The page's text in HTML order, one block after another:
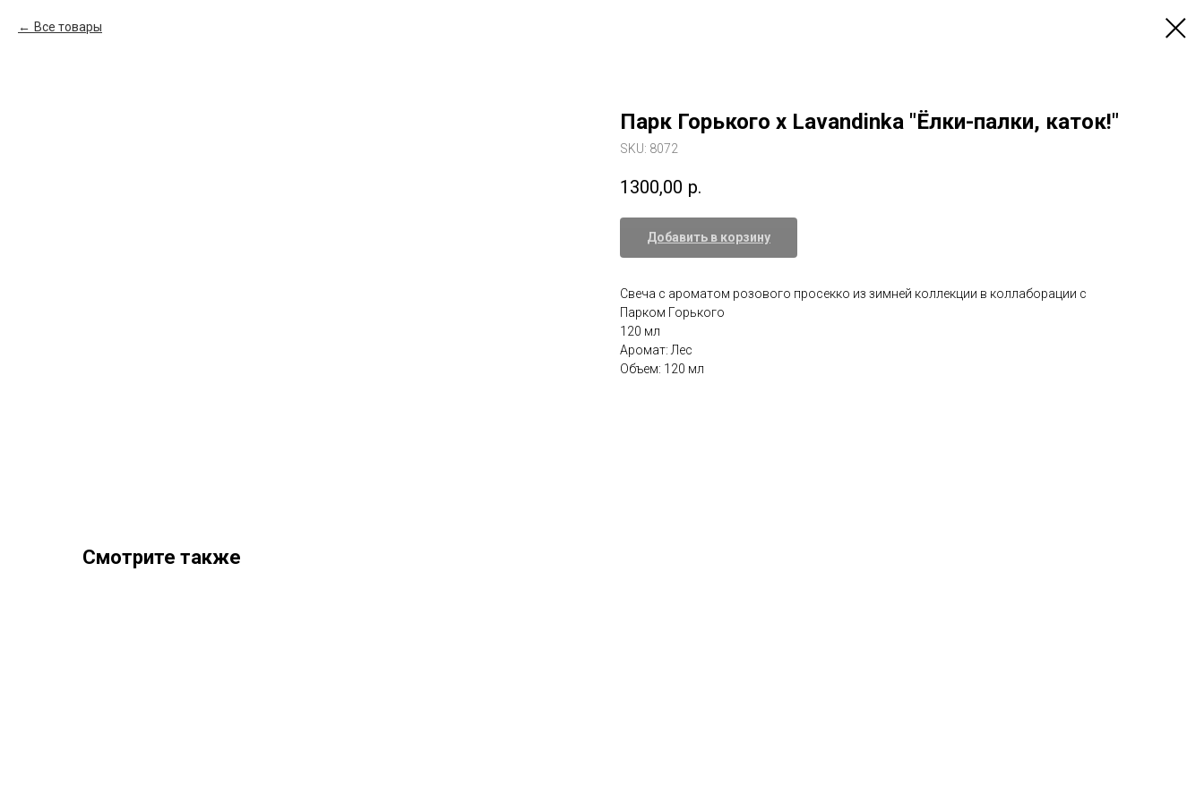
Все товары
Парк Горького х Lavandinka "Ёлки-палки, каток!"
SKU: 8072
1300,00 р.
Добавить в корзину
Свеча с ароматом розового просекко из зимней коллекции в коллаборации с
Парком Горького
120 мл
Аромат: Лес
Объем: 120 мл
Смотрите также